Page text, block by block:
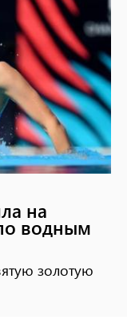
на
водным
золотую